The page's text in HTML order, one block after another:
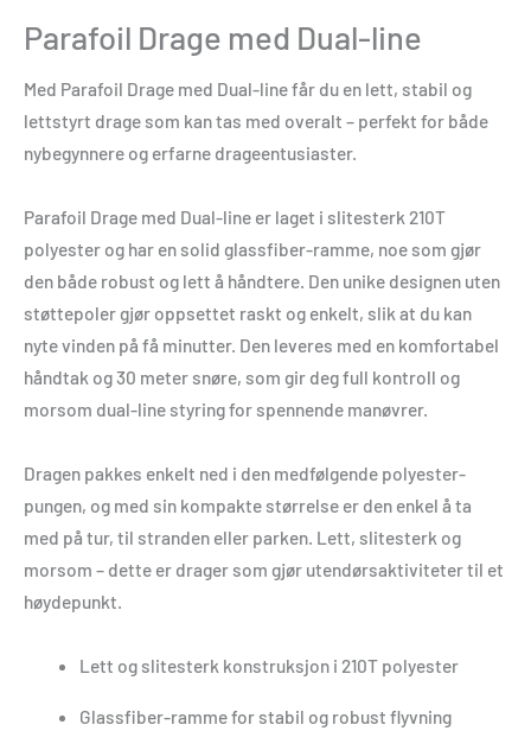
Parafoil Drage med Dual-line
Med Parafoil Drage med Dual-line får du en lett, stabil og
lettstyrt drage som kan tas med overalt – perfekt for både
nybegynnere og erfarne drageentusiaster.
Parafoil Drage med Dual-line er laget i slitesterk 210T
polyester og har en solid glassfiber-ramme, noe som gjør
den både robust og lett å håndtere. Den unike designen uten
støttepoler gjør oppsettet raskt og enkelt, slik at du kan
nyte vinden på få minutter. Den leveres med en komfortabel
håndtak og 30 meter snøre, som gir deg full kontroll og
morsom dual-line styring for spennende manøvrer.
Dragen pakkes enkelt ned i den medfølgende polyester-
pungen, og med sin kompakte størrelse er den enkel å ta
med på tur, til stranden eller parken. Lett, slitesterk og
morsom – dette er drager som gjør utendørsaktiviteter til et
høydepunkt.
Lett og slitesterk konstruksjon i 210T polyester
Glassfiber-ramme for stabil og robust flyvning